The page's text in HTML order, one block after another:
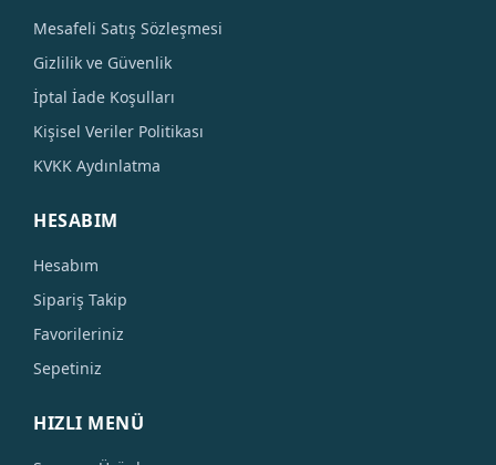
Mesafeli Satış Sözleşmesi
Gizlilik ve Güvenlik
İptal İade Koşulları
Kişisel Veriler Politikası
KVKK Aydınlatma
HESABIM
Hesabım
Sipariş Takip
Favorileriniz
Sepetiniz
HIZLI MENÜ